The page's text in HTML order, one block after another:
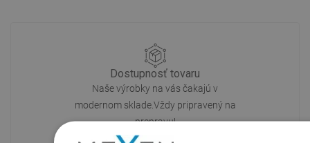
Dostupnosť tovaru
Naše výrobky na vás čakajú v
modernom sklade.Vždy pripravený na
prepravu!